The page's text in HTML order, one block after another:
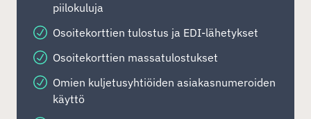
piilokuluja
Osoitekorttien tulostus ja EDI-lähetykset
Osoitekorttien massatulostukset
Omien kuljetusyhtiöiden asiakasnumeroiden
käyttö